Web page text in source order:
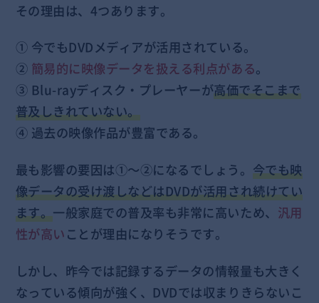
その理由は、4つあります。
① 今でもDVDメディアが活用されている。
② 簡易的に映像データを扱える利点がある。
③ Blu-rayディスク・プレーヤーが高価でそこまで
普及しきれていない。
④ 過去の映像作品が豊富である。
最も影響の要因は①～②になるでしょう。 今でも映
像データの受け渡しなどはDVDが活用され続けてい
ます。一般家庭での普及率も非常に高いため、 汎用
性が高いことが理由になりそうです。
しかし、昨今では記録するデータの情報量も大きく
なっている傾向が強く、DVDでは収まりきらないこ